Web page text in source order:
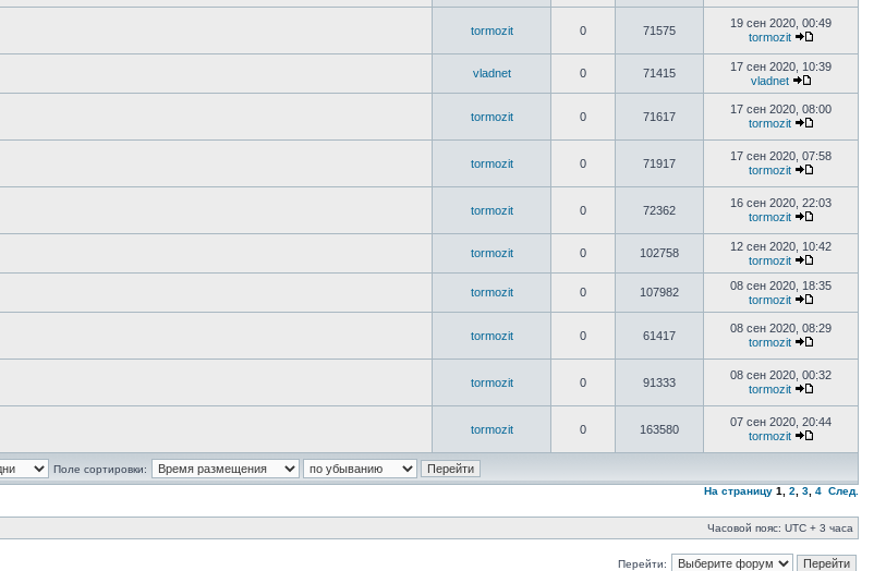
tormozit 0 71575
19 сен 2020, 00:49
tormozit
vladnet 0 71415
17 сен 2020, 10:39
vladnet
tormozit 0 71617
17 сен 2020, 08:00
tormozit
tormozit 0 71917
17 сен 2020, 07:58
tormozit
tormozit 0 72362
16 сен 2020, 22:03
tormozit
tormozit 0 102758
12 сен 2020, 10:42
tormozit
tormozit 0 107982
08 сен 2020, 18:35
tormozit
tormozit 0 61417
08 сен 2020, 08:29
tormozit
tormozit 0 91333
08 сен 2020, 00:32
tormozit
tormozit 0 163580
07 сен 2020, 20:44
tormozit
Поле сортировки:
На страницу 1 2 3 4 След.
Часовой пояс: UTC + 3 часа
Перейти: